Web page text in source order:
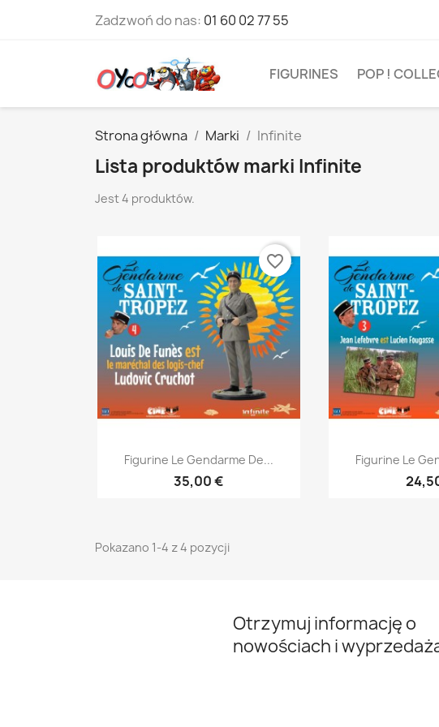
Zadzwoń do nas: 01 60 02 77 55
FIGURINES POP !
Strona główna Marki Infinite
Lista produktów marki Infinite
Jest 4 produktów.
Szybki podgląd
Figurine Le Gendarme De...
35,00 €
favorite_border
Szybki
Figurine Le
Pokazano 1-4 z 4 pozycji
Otrzymuj informację o
nowościach i